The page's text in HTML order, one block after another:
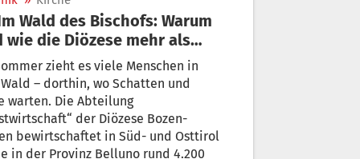
wie die Diözese mehr als
Hektar Wald
zieht es viele Menschen in
– dorthin, wo Schatten und
warten. Die Abteilung
der Diözese Bozen-
bewirtschaftet in Süd- und Osttirol
in der Provinz Belluno rund 4.200